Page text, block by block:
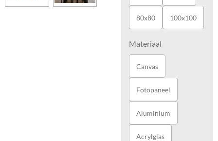
80x80 100x100
Materiaal
Canvas
Fotopaneel
Aluminium
Acrylglas